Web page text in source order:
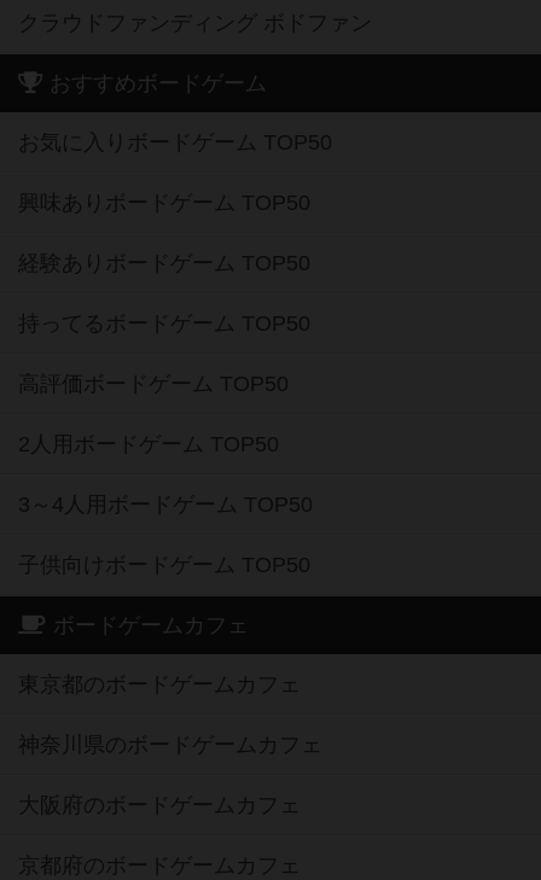
クラウドファンディング ボドファン
おすすめボードゲーム
お気に入りボードゲーム TOP50
興味ありボードゲーム TOP50
経験ありボードゲーム TOP50
持ってるボードゲーム TOP50
高評価ボードゲーム TOP50
2人用ボードゲーム TOP50
3～4人用ボードゲーム TOP50
子供向けボードゲーム TOP50
ボードゲームカフェ
東京都のボードゲームカフェ
神奈川県のボードゲームカフェ
大阪府のボードゲームカフェ
京都府のボードゲームカフェ